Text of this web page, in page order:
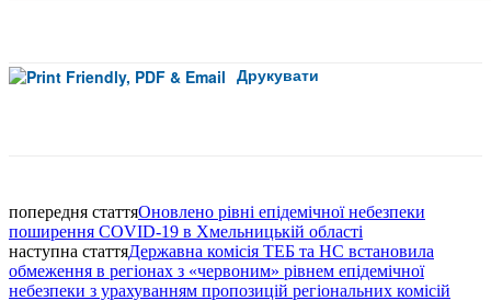
Друкувати
попередня статтяОновлено рівні епідемічної небезпеки
поширення COVID-19 в Хмельницькій області
наступна статтяДержавна комісія ТЕБ та НС встановила
обмеження в регіонах з «червоним» рівнем епідемічної
небезпеки з урахуванням пропозицій регіональних комісій